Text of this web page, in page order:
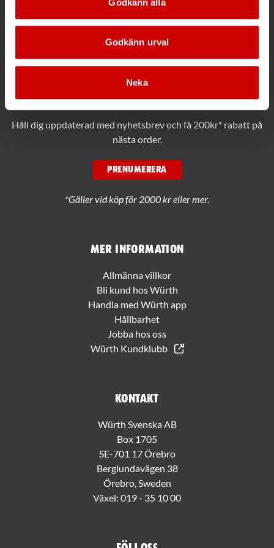
Godkänn urval
Neka
Ring växeln 019 - 35 10 00
Maila info@wuerth.se
Mer information
Allmänna villkor
Bli kund hos Würth
Handla med Würth app
Hållbarhet
Jobba hos oss
Würth Kundklubb
Kontakt
Würth Svenska AB
Box 1705
SE-701 17 Örebro
Berglundavägen 38
Örebro, Sweden
Växel: 019 - 35 10 00
Få rabatt på ditt köp!
Håll dig uppdaterad med nyhetsbrev och få 200kr* rabatt på
nästa order.
PRENUMERERA
*Gäller vid köp för 2000 kr eller mer.